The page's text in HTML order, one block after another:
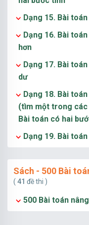
Dạng 15. Bài
Dạng 16. Bài
hơn
Dạng 17. Bài
dư
Dạng 18. Bài
(tìm một trong các
Bài toán có hai
Dạng 19. Bài
Sách - 500 Bài
( 41 đề thi )
500 Bài toán